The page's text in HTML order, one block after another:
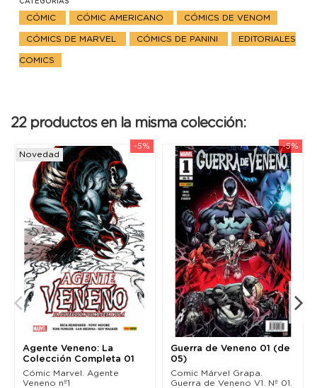
CATEGORIAS
CÓMIC CÓMIC AMERICANO CÓMICS DE VENOM
CÓMICS DE MARVEL CÓMICS DE PANINI EDITORIALES
COMICS
22 productos en la misma colección:
-5%
Novedad
Agente Veneno: La
Colección Completa 01
Cómic Marvel. Agente
Veneno nº1
-5%
Guerra de Veneno 01 (de
05)
Comic Márvel Grapa.
Guerra de Veneno V1. Nº 01.